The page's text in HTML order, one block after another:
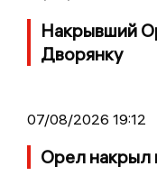
Накрывший
Дворянку
07/08/2026 19:12
Орел